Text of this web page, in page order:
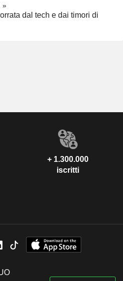
dal tech e dai timori di
+ 1.300.000
iscritti